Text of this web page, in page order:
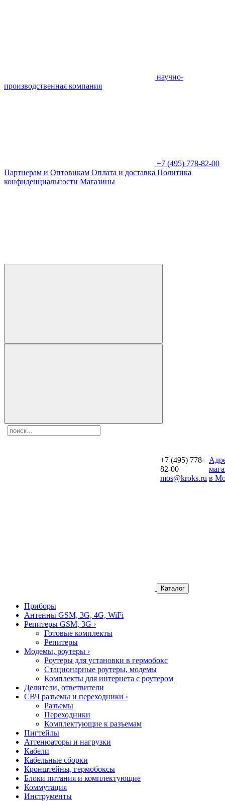
научно-
производственная компания
+7 (495) 778-82-00
Партнерам и Оптовикам Оплата и доставка Политика
конфиденциальности Магазины
+7 (495) 778-
82-00
mos@kroks.ru в
Каталог
Приборы
Антенны GSM, 3G, 4G, WiFi
Репитеры GSM, 3G ›
Готовые комплекты
Репитеры
Модемы, роутеры ›
Роутеры для установки в гермобокс
Стационарные роутеры, модемы
Комплекты для интернета с роутером
Делители, ответвители
СВЧ разъемы и переходники ›
Разъемы
Переходники
Комплектующие к разъемам
Пигтейлы
Аттенюаторы и нагрузки
Кабели
Кабельные сборки
Кронштейны, гермобоксы
Блоки питания и комплектующие
Коммутация
Инструменты